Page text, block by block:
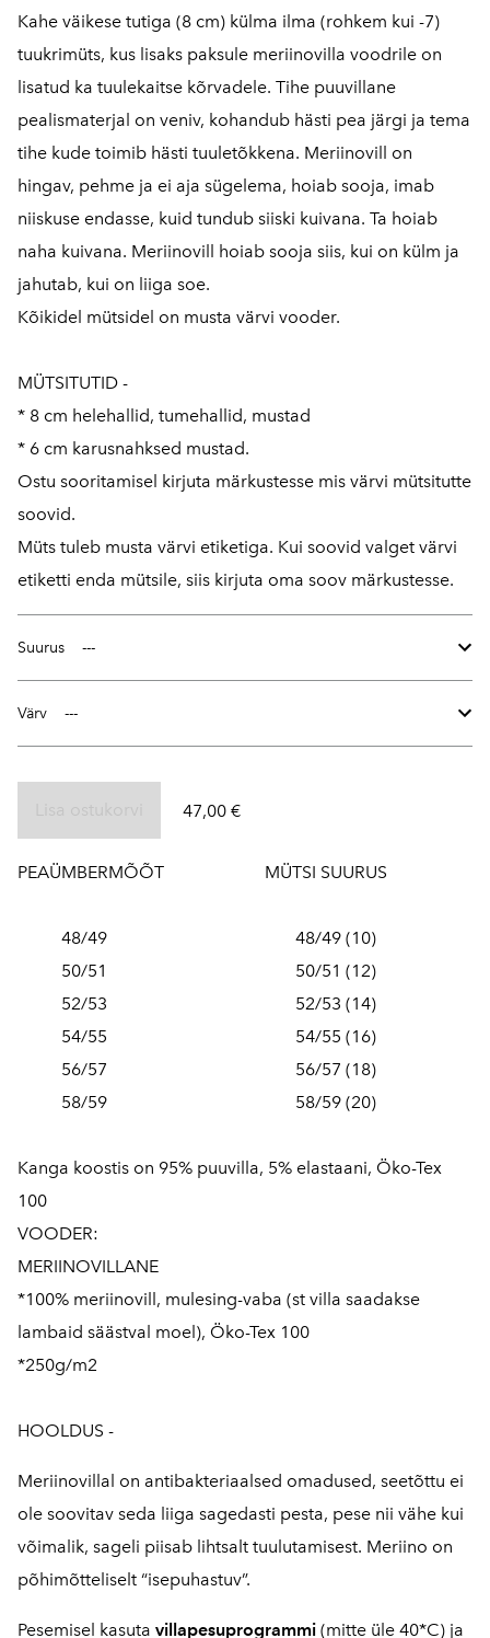
Kahe väikese tutiga (8 cm) külma ilma (rohkem kui -7)
tuukrimüts, kus lisaks paksule meriinovilla voodrile on
lisatud ka tuulekaitse kõrvadele. Tihe puuvillane
pealismaterjal on veniv, kohandub hästi pea järgi ja tema
tihe kude toimib hästi tuuletõkkena. Meriinovill on
hingav, pehme ja ei aja sügelema, hoiab sooja, imab
niiskuse endasse, kuid tundub siiski kuivana. Ta hoiab
naha kuivana. Meriinovill hoiab sooja siis, kui on külm ja
jahutab, kui on liiga soe.
Kõikidel mütsidel on musta värvi vooder.
MÜTSITUTID -
* 8 cm helehallid, tumehallid, mustad
* 6 cm karusnahksed mustad.
Ostu sooritamisel kirjuta märkustesse mis värvi mütsitutte
soovid.
Müts tuleb musta värvi etiketiga. Kui soovid valget värvi
etiketti enda mütsile, siis kirjuta oma soov märkustesse.
Suurus
Värv
47,00 €
PEAÜMBERMÕÕT MÜTSI SUURUS
48/49 48/49 (10)
50/51 50/51 (12)
52/53 52/53 (14)
54/55 54/55 (16)
56/57 56/57 (18)
58/59 58/59 (20)
Kanga koostis on 95% puuvilla, 5% elastaani, Öko-Tex
100
VOODER:
MERIINOVILLANE
*100% meriinovill, mulesing-vaba (st villa saadakse
lambaid säästval moel), Öko-Tex 100
*250g/m2
HOOLDUS -
Meriinovillal on antibakteriaalsed omadused, seetõttu ei
ole soovitav seda liiga sagedasti pesta, pese nii vähe kui
võimalik, sageli piisab lihtsalt tuulutamisest. Meriino on
põhimõtteliselt “isepuhastuv”.
Pesemisel kasuta villapesuprogrammi (mitte üle 40*C) ja